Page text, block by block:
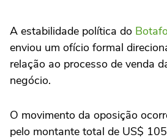
A estabilidade política do
enviou um ofício formal
relação ao processo de venda
negócio.
O movimento da oposição
pelo montante total de US$